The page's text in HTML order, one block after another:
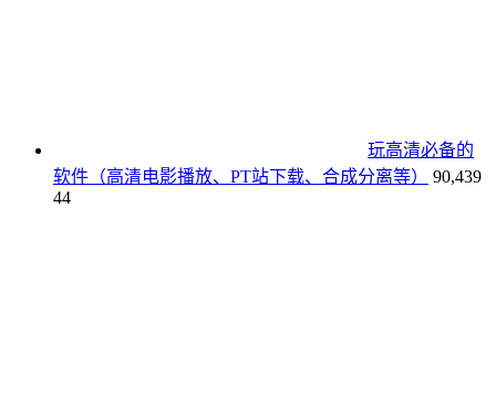
玩高清必备的
软件（高清电影播放、PT站下载、合成分离等）
90,439
44